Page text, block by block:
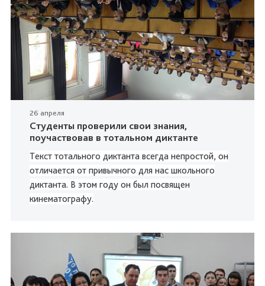
26 апреля
Студенты проверили свои знания,
поучаствовав в тотальном диктанте
Текст тотального диктанта всегда непростой, он
отличается от привычного для нас школьного
диктанта. В этом году он был посвящен
кинематографу.